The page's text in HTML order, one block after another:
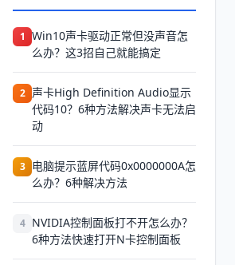
1 Win10声卡驱动正常但没声音怎
么办？这3招自己就能搞定
2 声卡High Definition Audio显示
代码10？6种方法解决声卡无法启
动
3 电脑提示蓝屏代码0x0000000A怎
么办？6种解决方法
4 NVIDIA控制面板打不开怎么办？
6种方法快速打开N卡控制面板